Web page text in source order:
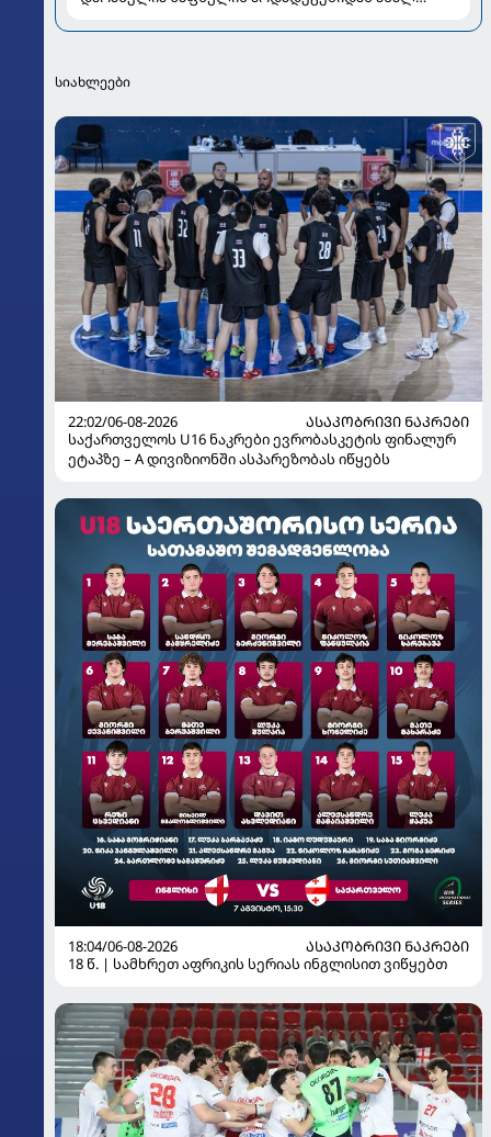
სიახლეები
22:02/06-08-2026
ᲐᲡᲐᲙᲝᲑᲠᲘᲕᲘ ᲜᲐᲙᲠᲔᲑᲘ
საქართველოს U16 ნაკრები ევრობასკეტის ფინალურ
ეტაპზე – A დივიზიონში ასპარეზობას იწყებს
18:04/06-08-2026
ᲐᲡᲐᲙᲝᲑᲠᲘᲕᲘ ᲜᲐᲙᲠᲔᲑᲘ
18 წ. | სამხრეთ აფრიკის სერიას ინგლისით ვიწყებთ